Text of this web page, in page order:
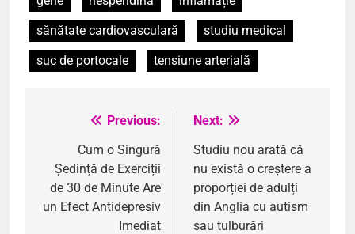
sănătate cardiovasculară
studiu medical
suc de portocale
tensiune arterială
Navigare
articole
Previous:
Cum o Singură
Ședință de Exerciții
de 30 de Minute Are
un Efect Antidepresiv
Imediat
Next:
Studiu nou arată că
nu există o creștere a
proporției de adulți
din Anglia cu autism
sau tulburări